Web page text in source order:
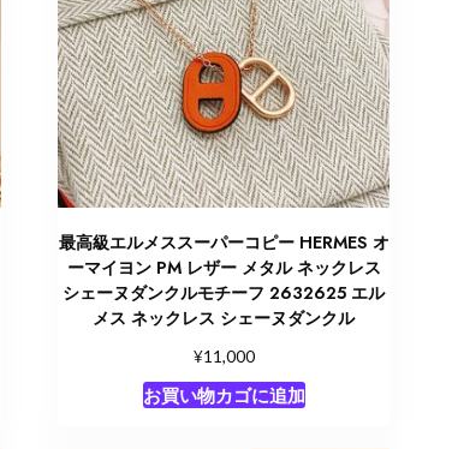
最高級エルメススーパーコピー HERMES オ
ーマイヨン PM レザー メタル ネックレス
シェーヌダンクルモチーフ 2632625 エル
メス ネックレス シェーヌダンクル
¥11,000
お買い物カゴに追加